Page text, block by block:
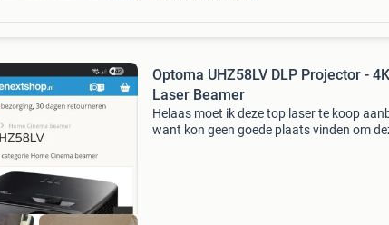
Optoma UHZ58LV DLP Projector -
Laser Beamer
Helaas moet ik deze top laser te koop
want kon geen goede plaats vinden om